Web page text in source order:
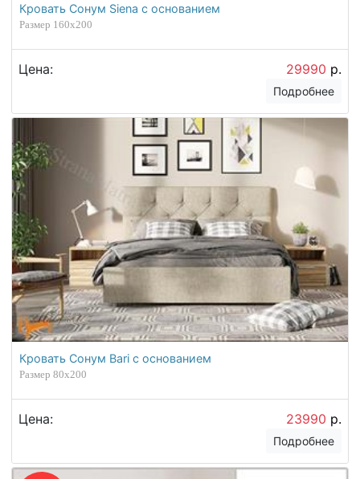
Кровать Сонум Siena с основанием
Размер 160х200
Цена: 29990 р.
Подробнее
Кровать Сонум Bari с основанием
Размер 80х200
Цена: 23990 р.
Подробнее